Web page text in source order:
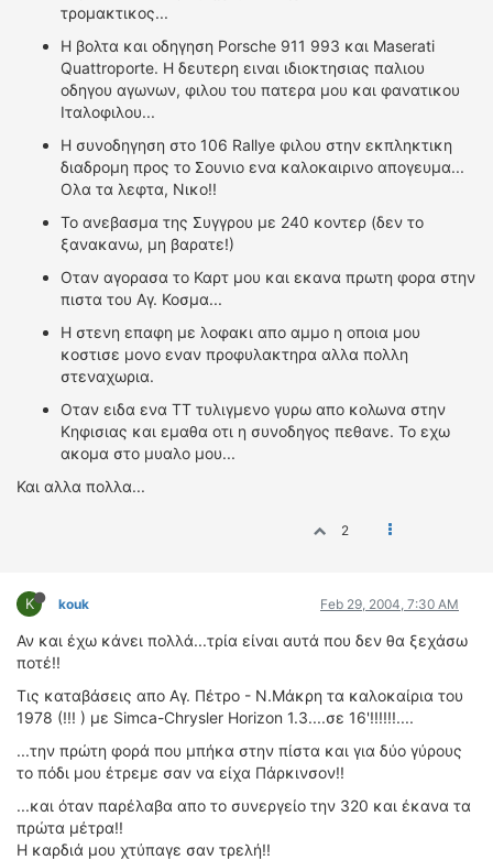
τρομακτικος...
Η βολτα και οδηγηση Porsche 911 993 και Μaserati
Quattroporte. Η δευτερη ειναι ιδιοκτησιας παλιου
οδηγου αγωνων, φιλου του πατερα μου και φανατικου
Ιταλοφιλου...
H συνοδηγηση στο 106 Rallye φιλου στην εκπληκτικη
διαδρομη προς το Σουνιο ενα καλοκαιρινο απογευμα...
Ολα τα λεφτα, Νικο!!
To ανεβασμα της Συγγρου με 240 κοντερ (δεν το
ξανακανω, μη βαρατε!)
Οταν αγορασα το Καρτ μου και εκανα πρωτη φορα στην
πιστα του Αγ. Κοσμα...
Η στενη επαφη με λοφακι απο αμμο η οποια μου
κοστισε μονο εναν προφυλακτηρα αλλα πολλη
στεναχωρια.
Οταν ειδα ενα ΤΤ τυλιγμενο γυρω απο κολωνα στην
Κηφισιας και εμαθα οτι η συνοδηγος πεθανε. Το εχω
ακομα στο μυαλο μου...
Και αλλα πολλα...
2
K kouk Feb 29, 2004, 7:30 AM
Αν και έχω κάνει πολλά...τρία είναι αυτά που δεν θα ξεχάσω
ποτέ!!
Τις καταβάσεις απο Αγ. Πέτρο - Ν.Μάκρη τα καλοκαίρια του
1978 (!!! ) με Simca-Chrysler Horizon 1.3....σε 16'!!!!!!....
...την πρώτη φορά που μπήκα στην πίστα και για δύο γύρους
το πόδι μου έτρεμε σαν να είχα Πάρκινσον!!
...και όταν παρέλαβα απο το συνεργείο την 320 και έκανα τα
πρώτα μέτρα!!
Η καρδιά μου χτύπαγε σαν τρελή!!